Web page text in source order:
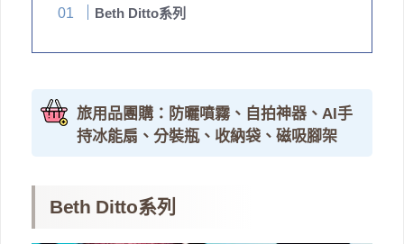
Beth Ditto系列
旅用品團購：防曬噴霧、自拍神器、AI手
持冰能扇、分裝瓶、收納袋、磁吸腳架
Beth Ditto系列